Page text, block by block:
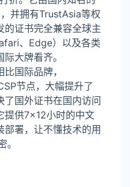
并拥有TrustAsia等权
的证书完全兼容全球主
、Edge）以及各类
大牌看齐。
国际品牌，
节点，大幅提升了
国外证书在国内访问
提供7×12小时的中文
署，让不懂技术的用